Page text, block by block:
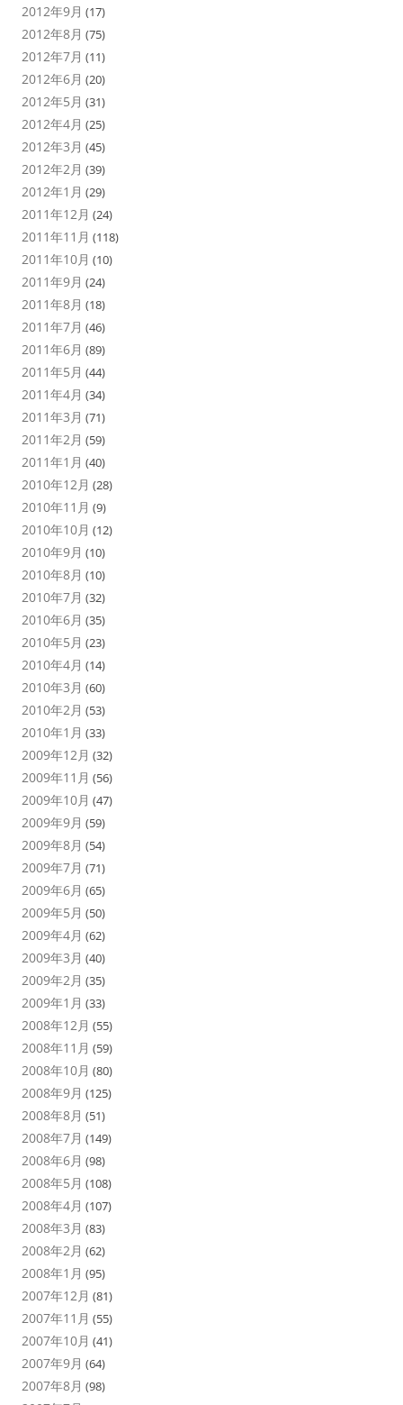
2012年9月 (17)
2012年8月 (75)
2012年7月 (11)
2012年6月 (20)
2012年5月 (31)
2012年4月 (25)
2012年3月 (45)
2012年2月 (39)
2012年1月 (29)
2011年12月 (24)
2011年11月 (118)
2011年10月 (10)
2011年9月 (24)
2011年8月 (18)
2011年7月 (46)
2011年6月 (89)
2011年5月 (44)
2011年4月 (34)
2011年3月 (71)
2011年2月 (59)
2011年1月 (40)
2010年12月 (28)
2010年11月 (9)
2010年10月 (12)
2010年9月 (10)
2010年8月 (10)
2010年7月 (32)
2010年6月 (35)
2010年5月 (23)
2010年4月 (14)
2010年3月 (60)
2010年2月 (53)
2010年1月 (33)
2009年12月 (32)
2009年11月 (56)
2009年10月 (47)
2009年9月 (59)
2009年8月 (54)
2009年7月 (71)
2009年6月 (65)
2009年5月 (50)
2009年4月 (62)
2009年3月 (40)
2009年2月 (35)
2009年1月 (33)
2008年12月 (55)
2008年11月 (59)
2008年10月 (80)
2008年9月 (125)
2008年8月 (51)
2008年7月 (149)
2008年6月 (98)
2008年5月 (108)
2008年4月 (107)
2008年3月 (83)
2008年2月 (62)
2008年1月 (95)
2007年12月 (81)
2007年11月 (55)
2007年10月 (41)
2007年9月 (64)
2007年8月 (98)